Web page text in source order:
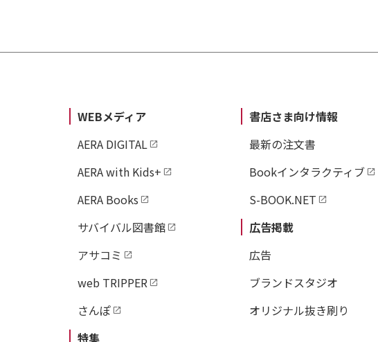
WEBメディア
AERA DIGITAL
AERA with Kids+
AERA Books
サバイバル図書館
アサコミ
web TRIPPER
さんぽ
特集
書店さま向け情報
最新の注文書
Bookインタラクティブ
S-BOOK.NET
広告掲載
広告
ブランドスタジオ
オリジナル抜き刷り